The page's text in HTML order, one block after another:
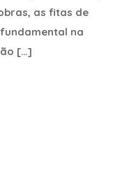
as fitas de
na
[…]